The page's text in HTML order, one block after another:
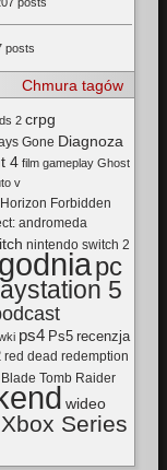
posts
Chmura tagów
2 crpg
Gone Diagnoza
4 film gameplay Ghost
v
Horizon Forbidden
andromeda
nintendo switch 2
pc
5
ps4 Ps5 recenzja
red dead redemption
Tomb Raider
wideo
Xbox Series